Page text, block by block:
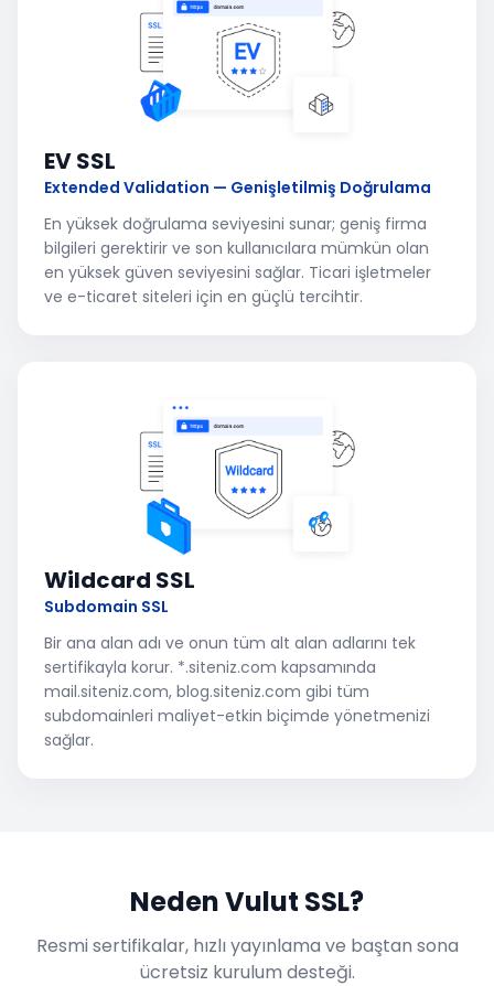
EV SSL
Extended Validation — Genişletilmiş Doğrulama
En yüksek doğrulama seviyesini sunar; geniş firma
bilgileri gerektirir ve son kullanıcılara mümkün olan
en yüksek güven seviyesini sağlar. Ticari işletmeler
ve e-ticaret siteleri için en güçlü tercihtir.
Wildcard SSL
Subdomain SSL
Bir ana alan adı ve onun tüm alt alan adlarını tek
sertifikayla korur. *.siteniz.com kapsamında
mail.siteniz.com, blog.siteniz.com gibi tüm
subdomainleri maliyet-etkin biçimde yönetmenizi
sağlar.
Neden Vulut SSL?
Resmi sertifikalar, hızlı yayınlama ve baştan sona
ücretsiz kurulum desteği.